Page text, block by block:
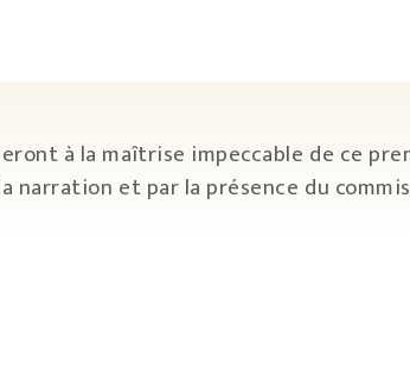
à la maîtrise impeccable de ce
narration et par la présence du